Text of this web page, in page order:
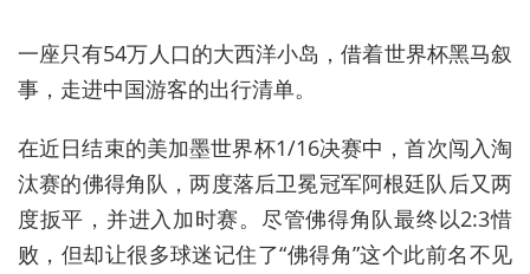
一座只有54万人口的大西洋小岛，借着世界杯黑马叙
事，走进中国游客的出行清单。
在近日结束的美加墨世界杯1/16决赛中，首次闯入淘
汰赛的佛得角队，两度落后卫冕冠军阿根廷队后又两
度扳平，并进入加时赛。尽管佛得角队最终以2:3惜
败，但却让很多球迷记住了“佛得角”这个此前名不见